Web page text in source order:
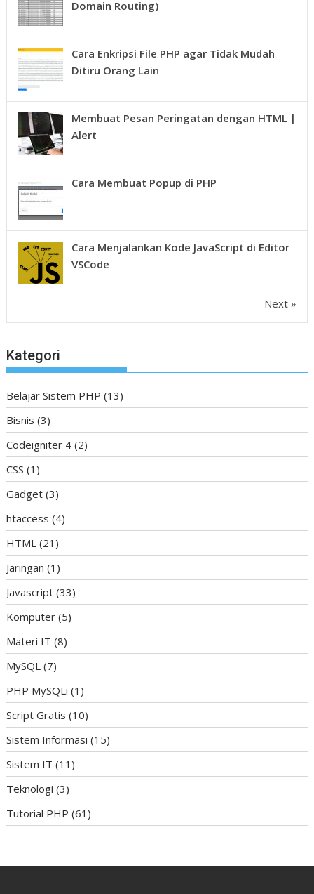
Domain Routing)
Cara Enkripsi File PHP agar Tidak Mudah
Ditiru Orang Lain
Membuat Pesan Peringatan dengan HTML |
Alert
Cara Membuat Popup di PHP
Cara Menjalankan Kode JavaScript di Editor
VSCode
Next »
Kategori
Belajar Sistem PHP (13)
Bisnis (3)
Codeigniter 4 (2)
CSS (1)
Gadget (3)
htaccess (4)
HTML (21)
Jaringan (1)
Javascript (33)
Komputer (5)
Materi IT (8)
MySQL (7)
PHP MySQLi (1)
Script Gratis (10)
Sistem Informasi (15)
Sistem IT (11)
Teknologi (3)
Tutorial PHP (61)